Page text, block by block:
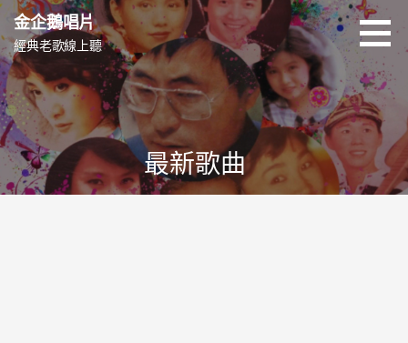
跳
至
主
要
內
容
金企鵝唱片
經典老歌線上聽
最新歌曲